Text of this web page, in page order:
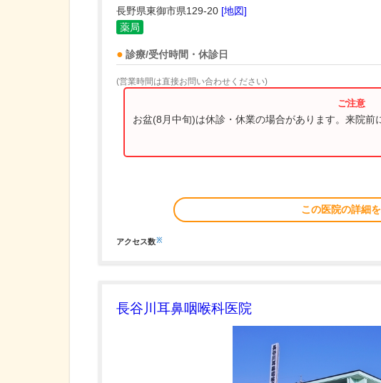
長野県東御市県129-20 [地図]
薬局
診療/受付時間・休診日
(営業時間は直接お問い合わせください)
お盆(8月中旬)は休診・休業の場合があります。来院前
この医院の詳細
アクセス数※
長谷川耳鼻咽喉科医院